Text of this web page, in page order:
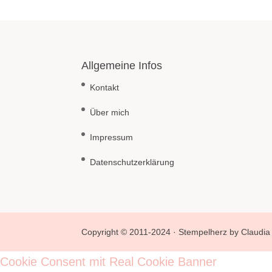
Allgemeine Infos
Kontakt
Über mich
Impressum
Datenschutzerklärung
Copyright © 2011-2024 · Stempelherz by
Cookie Consent mit Real Cookie Banner